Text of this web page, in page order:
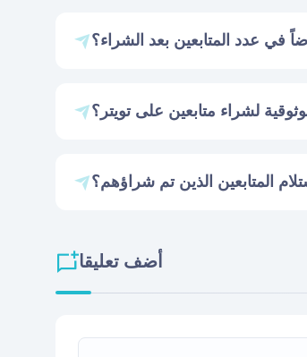
في عدد المتابعين بعد الشراء؟
لشراء متابعين على تويتر؟
المتابعين الذين تم شراؤهم؟
أضف تعليقا